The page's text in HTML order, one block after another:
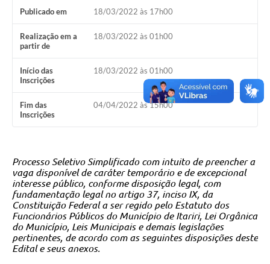
Publicado em 18/03/2022 às 17h00
Realização em a
partir de
18/03/2022 às 01h00
Início das
Inscrições
18/03/2022 às 01h00
Fim das
Inscrições
04/04/2022 às 15h00
Processo Seletivo Simplificado com intuito de preencher a
vaga disponível de caráter temporário e de excepcional
interesse público, conforme disposição legal, com
fundamentação legal no artigo 37, inciso IX, da
Constituição Federal a ser regido pelo Estatuto dos
Funcionários Públicos do Município de Itariri, Lei Orgânica
do Município, Leis Municipais e demais legislações
pertinentes, de acordo com as seguintes disposições deste
Edital e seus anexos.